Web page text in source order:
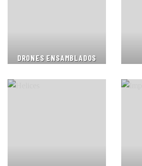
DRONES ENSAMBLADOS